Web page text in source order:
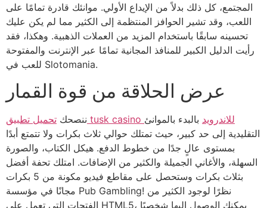
المجتمع، كل ذلك بدلاً من الإيداع الأولي. موانئك قادرة تمامًا على
اللعب، وقد تشير الحوافز المنتظمة إلى الكثير مما لم يكن عليك
تحسينه سابقًا باستخدام المزيد من العملات الذهبية. وهكذا، فقد
رأيت الدليل الكبير للمنافذ المجانية تمامًا عبر الإنترنت والمفتوحة
للعب في Slotomania.
عرض الحلاقة من قوة القمار
ننصحك تحميل تطبيق tusk casino للاندرويد بالبدء بالموانئ
التقليدية إلى حد كبير، حيث تمتلك حوالي ثلاث بكرات ولا تتمتع أبدًا
بمستوى عالٍ جدًا من خطوط الدفع. هيكل الكتاب، والصورة
السهلة، والأغاني الجميلة والكثير من الإضافات. امتلك تحفة أفضل
بثلاث بكرات وستحصل على مقاطع فيديو مكونة من 5 بكرات
مجانًا في مؤسسة Pub Gambling! نظرًا لوجود الكثير من
الفتحات التي تعمل على HTML5، يمكنك الوصول إليها شخصيًا